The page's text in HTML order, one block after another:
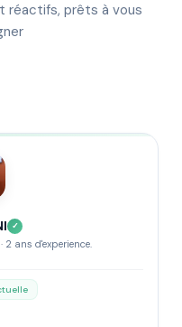
réactifs, prêts à vous
✓
ans d'experience.